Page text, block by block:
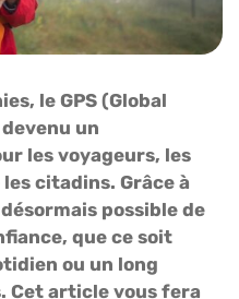
le GPS (Global
un
les voyageurs, les
citadins. Grâce à
possible de
que ce soit
ou un long
Cet article vous fera